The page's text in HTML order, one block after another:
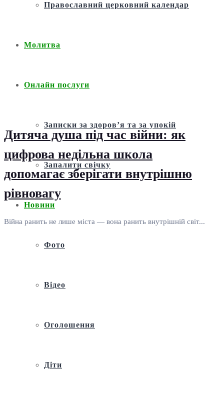
Православний церковний календар
Молитва
Онлайн послуги
Записки за здоров’я та за упокій
Запалити свічку
Новини
Фото
Відео
Оголошення
Діти
Дитяча душа під час війни: як
цифрова недільна школа
допомагає зберігати внутрішню
рівновагу
Війна ранить не лише міста — вона ранить внутрішній світ...